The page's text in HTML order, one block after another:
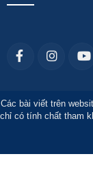
Các bài viết trên
chỉ có tính chất tham